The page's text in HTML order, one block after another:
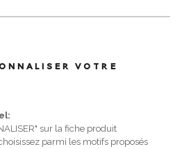
VOTRE
sur la fiche produit
parmi les motifs proposés